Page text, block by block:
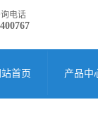
电话
站首页 产品中